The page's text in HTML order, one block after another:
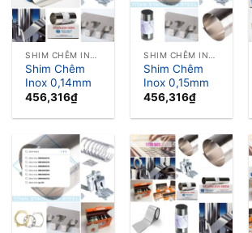
Shim Chêm
Inox 0,14mm
456,316₫
Shim Chêm
Inox 0,15mm
456,316₫